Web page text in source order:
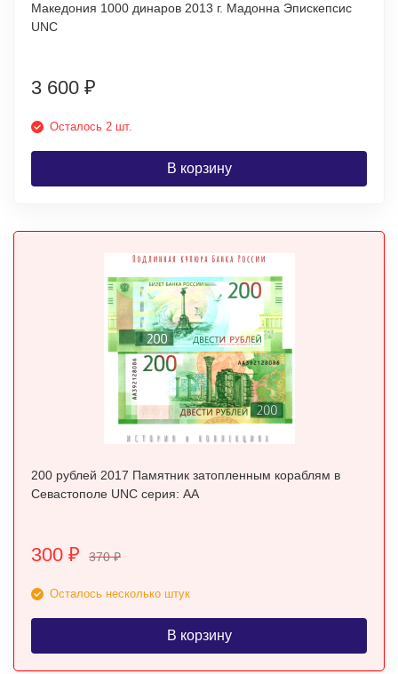
Македония 1000 динаров 2013 г. Мадонна Эпискепсис
UNC
3 600 ₽
Осталось 2 шт.
В корзину
200 рублей 2017 Памятник затопленным кораблям в
Севастополе UNC серия: АА
300 ₽ 370₽
Осталось несколько штук
В корзину